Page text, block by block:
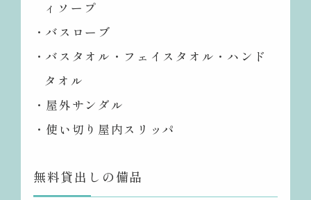
ィソープ
・バスローブ
・バスタオル・フェイスタオル・ハンド
タオル
・屋外サンダル
・使い切り屋内スリッパ
無料貸出しの備品